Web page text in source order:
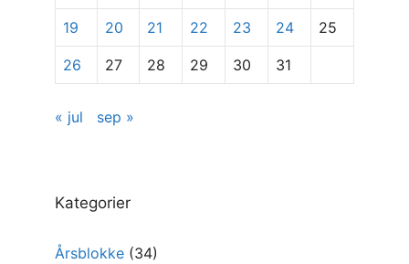
19 20 21 22 23 24 25
26 27 28 29 30 31
« jul sep »
Kategorier
Årsblokke (34)